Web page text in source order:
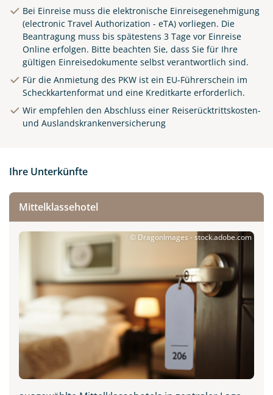
Bei Einreise muss die elektronische Einreisegenehmigung
(electronic Travel Authorization - eTA) vorliegen. Die
Beantragung muss bis spätestens 3 Tage vor Einreise
Online erfolgen. Bitte beachten Sie, dass Sie für Ihre
gültigen Einreisedokumente selbst verantwortlich sind.
Für die Anmietung des PKW ist ein EU-Führerschein im
Scheckkartenformat und eine Kreditkarte erforderlich.
Wir empfehlen den Abschluss einer Reiserücktrittskosten-
und Auslandskrankenversicherung
Ihre Unterkünfte
Mittelklassehotel
© DragonImages - stock.adobe.com